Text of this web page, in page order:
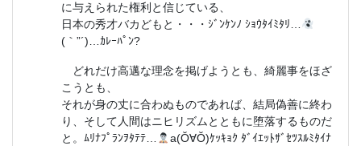
に与えられた権利と信じている、
日本の秀才バカどもと・・・ｼﾞﾝｹﾝﾉ ｼｮｳﾀｲﾐﾀﾘ…
(｀”´)…ｶﾚｰﾊﾟﾝ?
どれだけ高邁な理念を掲げようとも、綺麗事をほざ
こうとも、
それが身の丈に合わぬものであれば、結局偽善に終わ
り、そして人間はニヒリズムとともに堕落するものだ
と。ﾑﾘﾅﾌﾟﾗﾝｦﾀﾃﾃ…
a(Ŏ∀Ŏ)ｹｯｷｮｸ ﾀﾞｲｴｯﾄｻﾞｾﾂｽﾙﾐﾀｲﾅ